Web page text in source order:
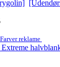
reklame